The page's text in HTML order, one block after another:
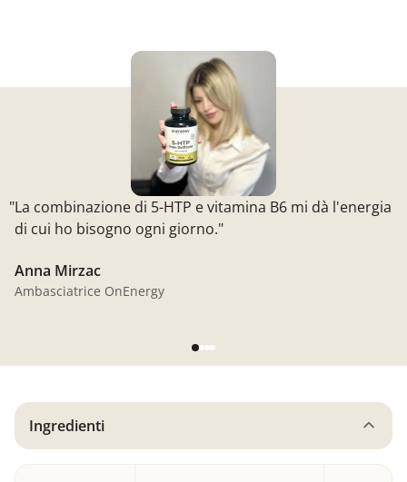
"La combinazione di 5-HTP e vitamina B6 mi dà l'energia
di cui ho bisogno ogni giorno."
Anna Mirzac
Ambasciatrice OnEnergy
Ingredienti